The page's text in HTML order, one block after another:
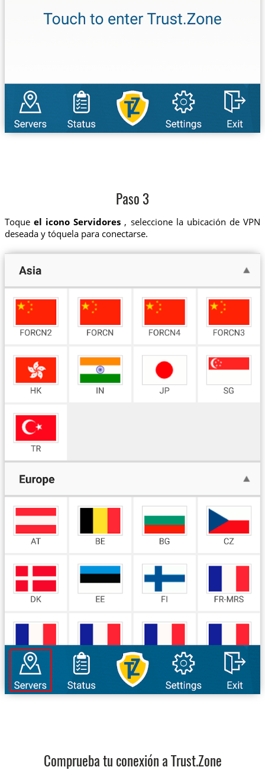
Paso 3
Toque el icono Servidores , seleccione la ubicación de VPN
deseada y tóquela para conectarse.
Comprueba tu conexión a Trust.Zone